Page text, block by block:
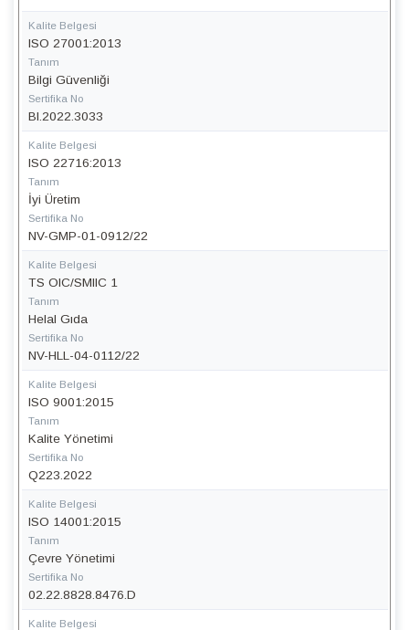
Kalite Belgesi
ISO 27001:2013
Tanım
Bilgi Güvenliği
Sertifika No
BI.2022.3033
Kalite Belgesi
ISO 22716:2013
Tanım
İyi Üretim
Sertifika No
NV-GMP-01-0912/22
Kalite Belgesi
TS OIC/SMIIC 1
Tanım
Helal Gıda
Sertifika No
NV-HLL-04-0112/22
Kalite Belgesi
ISO 9001:2015
Tanım
Kalite Yönetimi
Sertifika No
Q223.2022
Kalite Belgesi
ISO 14001:2015
Tanım
Çevre Yönetimi
Sertifika No
02.22.8828.8476.D
Kalite Belgesi